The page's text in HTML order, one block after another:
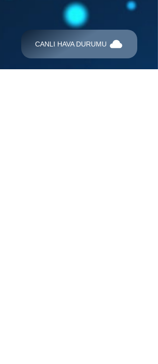
CANLI HAVA DURUMU